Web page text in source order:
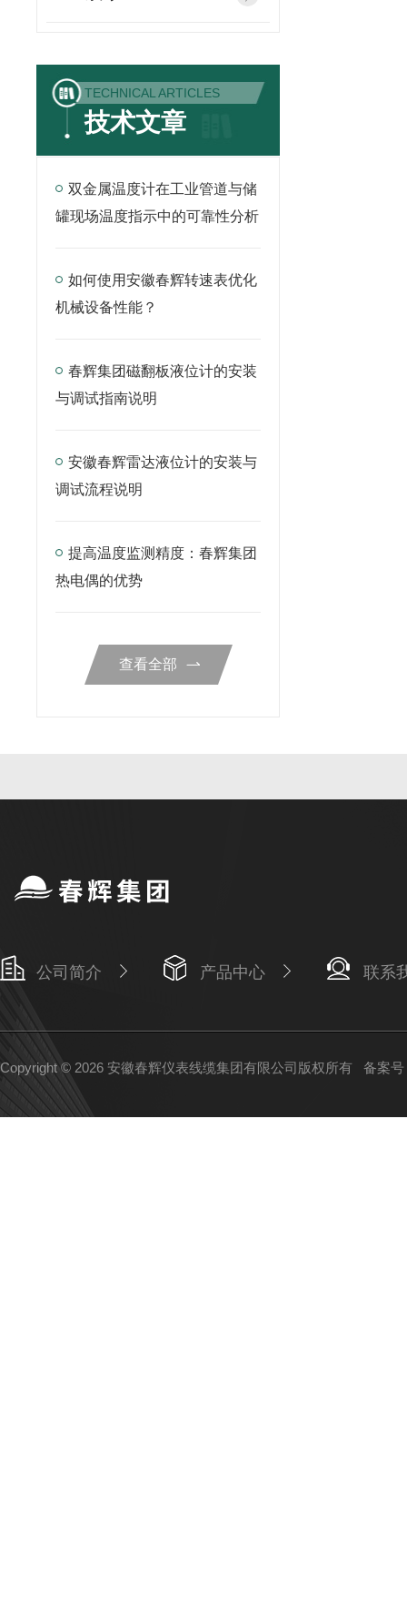
TECHNICAL ARTICLES
技术文章
双金属温度计在工业管道与储
罐现场温度指示中的可靠性分析
如何使用安徽春辉转速表优化
机械设备性能？
春辉集团磁翻板液位计的安装
与调试指南说明
安徽春辉雷达液位计的安装与
调试流程说明
提高温度监测精度：春辉集团
热电偶的优势
查看全部
公司简介 产品中心 联系
Copyright © 2026 安徽春辉仪表线缆集团有限公司版权所有 备案号